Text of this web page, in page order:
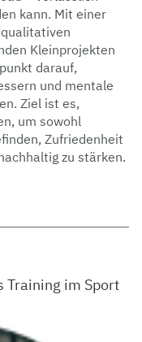
kann. Mit einer
Kleinprojekten
darauf,
und mentale
Ziel ist es,
um sowohl
Zufriedenheit
zu stärken.
Training im Sport